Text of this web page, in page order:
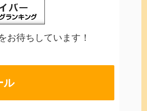
お待ちしています！
ル